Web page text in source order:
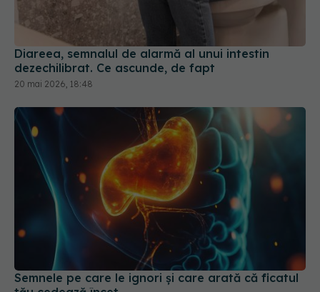
Diareea, semnalul de alarmă al unui intestin
dezechilibrat. Ce ascunde, de fapt
20 mai 2026, 18:48
Semnele pe care le ignori și care arată că ficatul